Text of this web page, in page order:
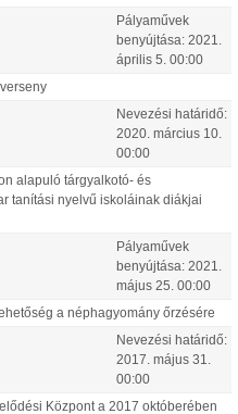
Pályaművek
benyújtása: 2021.
április 5 00:00
Nevezési határidő:
2020. március 10
00:00
alapuló tárgyalkotó- és
tanítási nyelvű iskoláinak diákjai
Pályaművek
benyújtása: 2021.
május 25 00:00
a néphagyomány őrzésére
Nevezési határidő:
2017. május 31
00:00
Központ a 2017 októberében